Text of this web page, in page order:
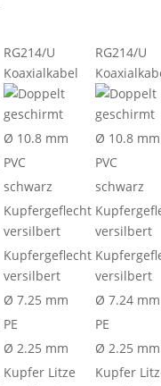
RG214/U
Koaxialkabel
RG214/U
Ø 10.8 mm
Ø 10.8 mm
PVC
PVC
schwarz
schwarz
Kupfergeflecht
versilbert
versilbert
Kupfergeflecht
versilbert
versilbert
Ø 7.25 mm
Ø 7.24 mm
PE
PE
Ø 2.25 mm
Ø 2.25 mm
Kupfer Litze
Kupfer